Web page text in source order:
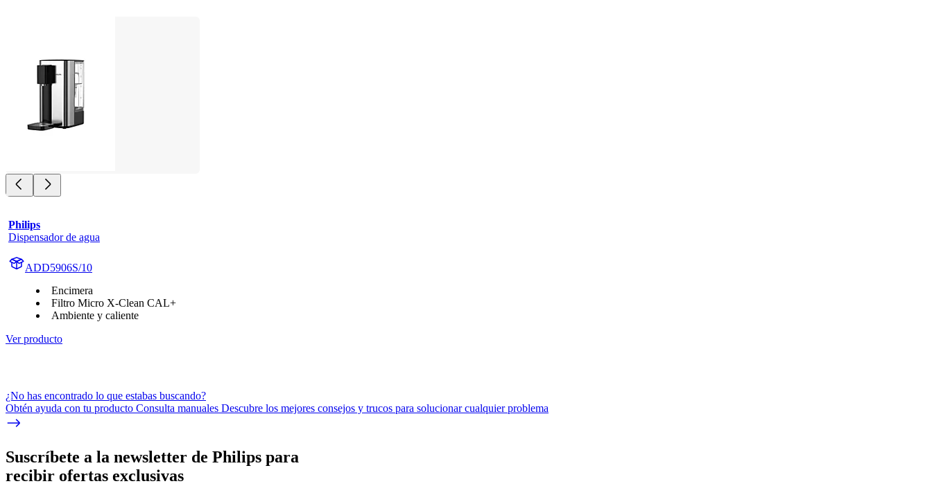
Philips
Dispensador de agua
ADD5906S/10
Encimera
Filtro Micro X-Clean CAL+
Ambiente y caliente
Ver producto
¿No has encontrado lo que estabas buscando?
Obtén ayuda con tu producto Consulta manuales Descubre los mejores consejos y trucos para solucionar cualquier problema
Suscríbete a la newsletter de Philips para
recibir ofertas exclusivas